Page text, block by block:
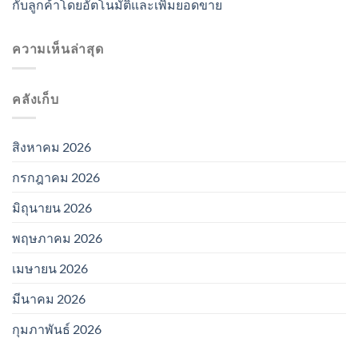
กับลูกค้าโดยอัตโนมัติและเพิ่มยอดขาย
ความเห็นล่าสุด
คลังเก็บ
สิงหาคม 2026
กรกฎาคม 2026
มิถุนายน 2026
พฤษภาคม 2026
เมษายน 2026
มีนาคม 2026
กุมภาพันธ์ 2026